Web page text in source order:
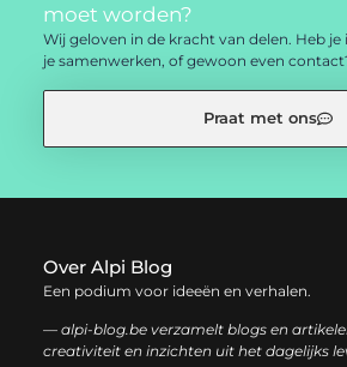
moet worden?
Wij geloven in de kracht van delen. Heb je
je samenwerken, of gewoon even
Praat met ons
Over Alpi Blog
Een podium voor ideeën en verhalen.
— alpi-blog.be verzamelt blogs en
creativiteit en inzichten uit het dagelijks